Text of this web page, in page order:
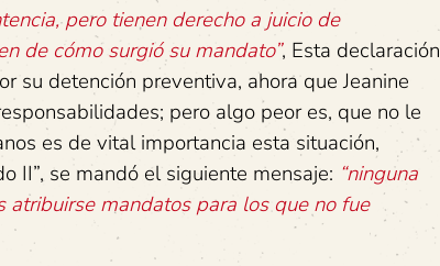
pero tienen derecho a juicio de
de cómo surgió su mandato”, Esta declaración
su detención preventiva, ahora que Jeanine
pero algo peor es, que no le
es de vital importancia esta situación,
II”, se mandó el siguiente mensaje: “ninguna
mandatos para los que no fue